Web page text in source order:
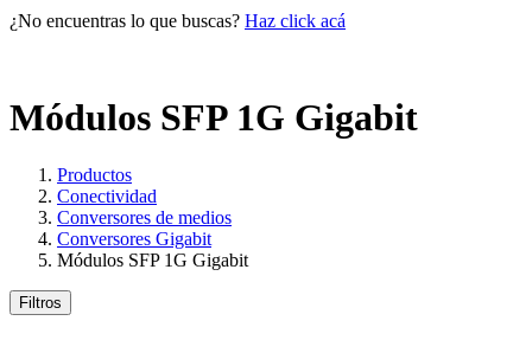
¿No encuentras lo que buscas? Haz click acá
Módulos SFP 1G Gigabit
Productos
Conectividad
Conversores de medios
Conversores Gigabit
Módulos SFP 1G Gigabit
Filtros